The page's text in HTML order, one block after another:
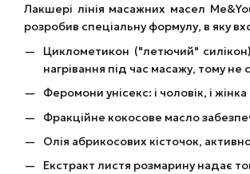
Лакшері лінія масажних масел
розробив спеціальну формулу, в яку
Циклометикон ("летючий"
нагрівання під час масажу, тому не
Феромони унісекс: і чоловік, і
Фракційне кокосове масло
Олія абрикосових кісточок,
Екстракт листя розмарину надає